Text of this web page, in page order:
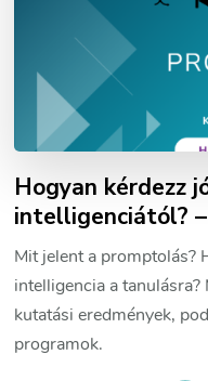
Hogyan kérdezz
intelligenciától?
Mit jelent a promptolás?
intelligencia a
kutatási eredmények,
programok.